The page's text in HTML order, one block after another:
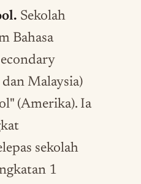
Sekolah
Bahasa
Malaysia)
(Amerika). Ia
sekolah
1